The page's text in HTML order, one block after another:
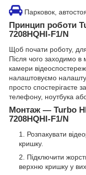
Парковок,
Принцип роботи
7208HQHI-F1/N
Щоб почати роботу,
Після чого заходимо
камери
налаштовуємо
просто спостерігаєте
телефону, ноутбука
Монтаж — Turbo
7208HQHI-F1/N
Розпакувати
кришку.
Підключити
верхню кришку у